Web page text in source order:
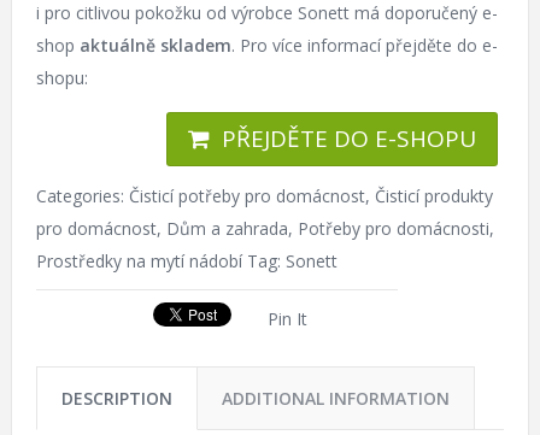
i pro citlivou pokožku od výrobce Sonett má doporučený e-
shop aktuálně skladem. Pro více informací přejděte do e-
shopu:
PŘEJDĚTE DO E-SHOPU
Categories: Čisticí potřeby pro domácnost, Čisticí produkty
pro domácnost, Dům a zahrada, Potřeby pro domácnosti,
Prostředky na mytí nádobí Tag: Sonett
Pin It
DESCRIPTION ADDITIONAL INFORMATION